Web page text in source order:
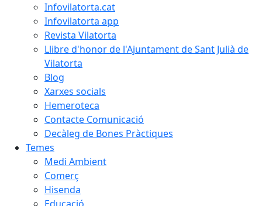
Infovilatorta.cat
Infovilatorta app
Revista Vilatorta
Llibre d'honor de l'Ajuntament de Sant Julià de
Vilatorta
Blog
Xarxes socials
Hemeroteca
Contacte Comunicació
Decàleg de Bones Pràctiques
Temes
Medi Ambient
Comerç
Hisenda